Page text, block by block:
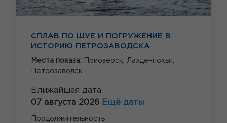
СПЛАВ ПО ШУЕ И ПОГРУЖЕНИЕ В
ИСТОРИЮ ПЕТРОЗАВОДСКА
Места показа: Приозерск, Лахденпохья,
Петрозаводск
Ближайшая дата
07 августа 2026 Ещё даты
Продолжительность